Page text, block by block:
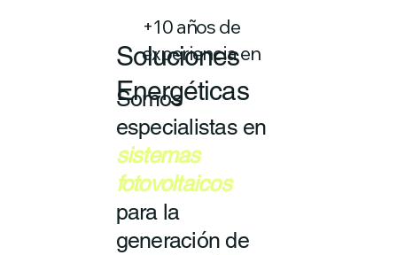
Soluciones
Energéticas
+10 años de
experiencia en
Somos
especialistas en
sistemas
fotovoltaicos
para la
generación de